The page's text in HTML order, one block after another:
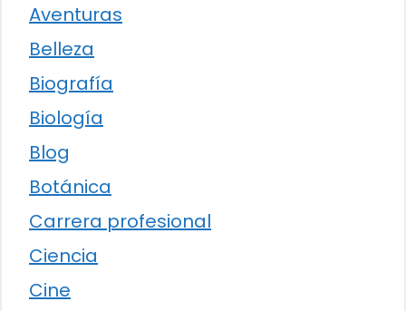
Aventuras
Belleza
Biografía
Biología
Blog
Botánica
Carrera profesional
Ciencia
Cine